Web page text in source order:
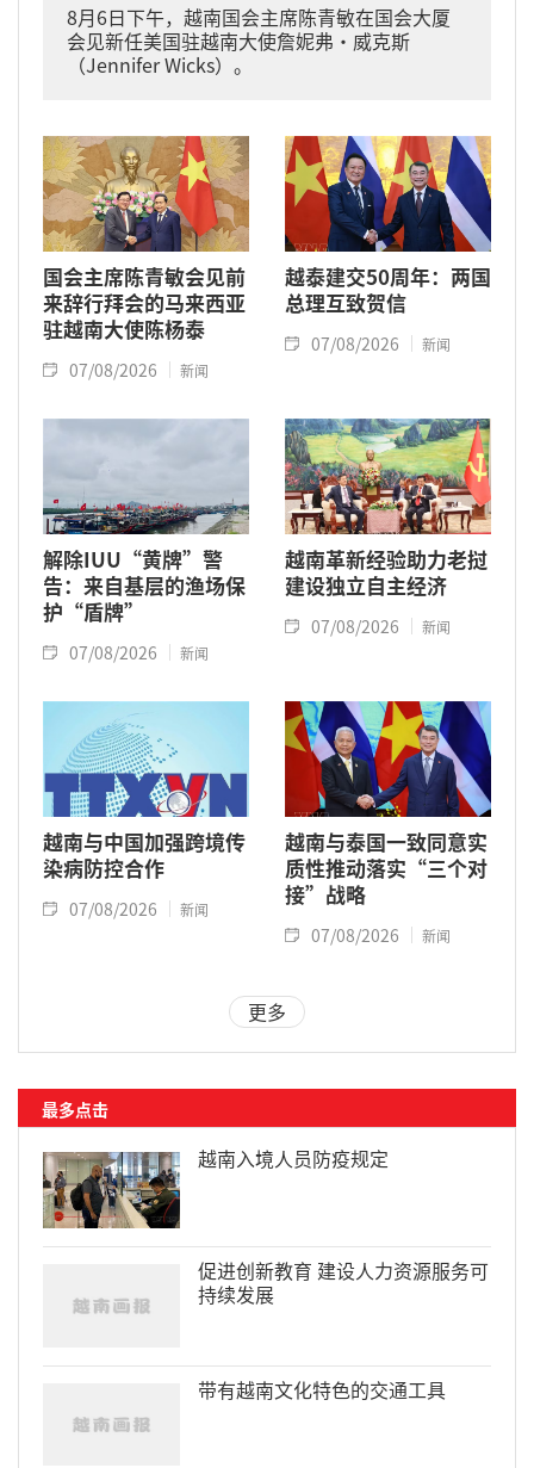
8月6日下午，越南国会主席陈青敏在国会大厦
会见新任美国驻越南大使詹妮弗·威克斯
（Jennifer Wicks）。
国会主席陈青敏会见前
来辞行拜会的马来西亚
驻越南大使陈杨泰
07/08/2026 新闻
越泰建交50周年：两国
总理互致贺信
07/08/2026 新闻
解除IUU“黄牌”警
告：来自基层的渔场保
护“盾牌”
07/08/2026 新闻
越南革新经验助力老挝
建设独立自主经济
07/08/2026 新闻
越南与中国加强跨境传
染病防控合作
07/08/2026 新闻
越南与泰国一致同意实
质性推动落实“三个对
接”战略
07/08/2026 新闻
更多
最多点击
越南入境人员防疫规定
促进创新教育 建设人力资源服务可
持续发展
带有越南文化特色的交通工具